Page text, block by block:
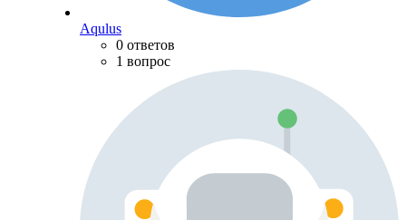
Aqulus
0 ответов
1 вопрос